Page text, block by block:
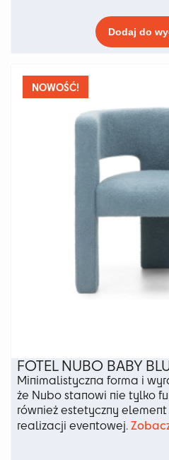
Dodaj do
NOWOŚĆ!
FOTEL NUBO BABY
Minimalistyczna forma i
że Nubo stanowi nie tylko
również estetyczny
realizacji eventowej.